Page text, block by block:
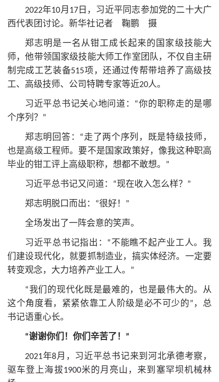
2022年10月17日，习近平 同志参加党的二十大广
西代表团讨论。新华社记者 鞠鹏 摄
郑志明是一名从钳工成长起来的国家级技能大
师，他带领国家级技能大师工作室团队，不仅自主研
制完成工艺装备515项，还通过传帮带培养了高级技
工、高级技师、公司特聘专家等近20人。
习近平总书记关心地问道：“你的职称走的是哪
个序列？”
郑志明回答：“走了两个序列，既是特级技师，
也是高级工程师。要不是国家政策好，像我这种职高
毕业的钳工评上高级职称，想都不敢想。”
习近平总书记又问道：“现在收入怎么样？”
郑志明脱口而出：“很好！”
全场发出了一阵会意的笑声。
习近平总书记指出：“不能瞧不起产业工人。我
们建设现代化，就要抓制造业，搞实体经济。一定要
转变观念，大力培养产业工人。”
“我们的现代化既是最难的，也是最伟大的。从
这个角度看，紧紧依靠工人阶级是必不可少的”， 总
书记语重心长。
“谢谢你们！你们辛苦了！”
2021年8月，习近平总书记来到河北承德考察，
驱车登上海拔1900米的月亮山，来到塞罕坝机械林